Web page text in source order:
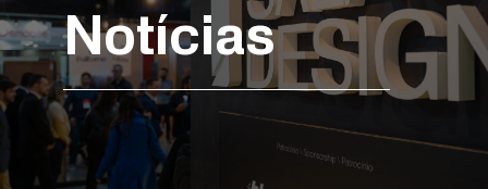
Notícias